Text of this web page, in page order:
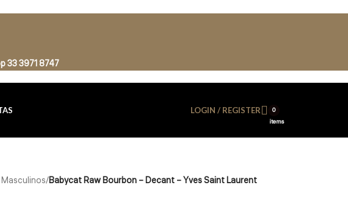
33 3971 8747
LOGIN / REGISTER
0
items
/Babycat Raw Bourbon – Decant – Yves Saint Laurent